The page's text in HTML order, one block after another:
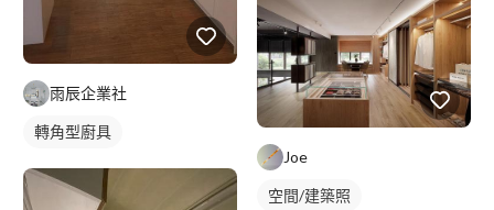
雨辰企業社
轉角型廚具
Joe
空間/建築照